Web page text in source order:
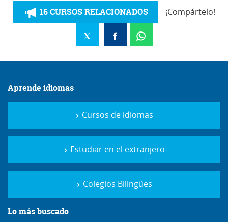
16 CURSOS RELACIONADOS ¡Compártelo!
Aprende idiomas
Cursos de idiomas
Estudiar en el extranjero
Colegios Bilingües
Lo más buscado